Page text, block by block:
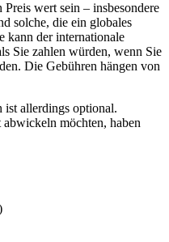
wert sein – insbesondere
solche, die ein globales
kann der internationale
Sie zahlen würden, wenn Sie
Die Gebühren hängen von
allerdings optional.
möchten, haben